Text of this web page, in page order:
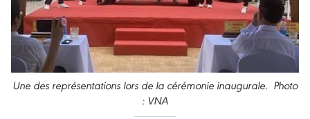
Une des représentations lors de la cérémonie inaugurale. Photo
: VNA